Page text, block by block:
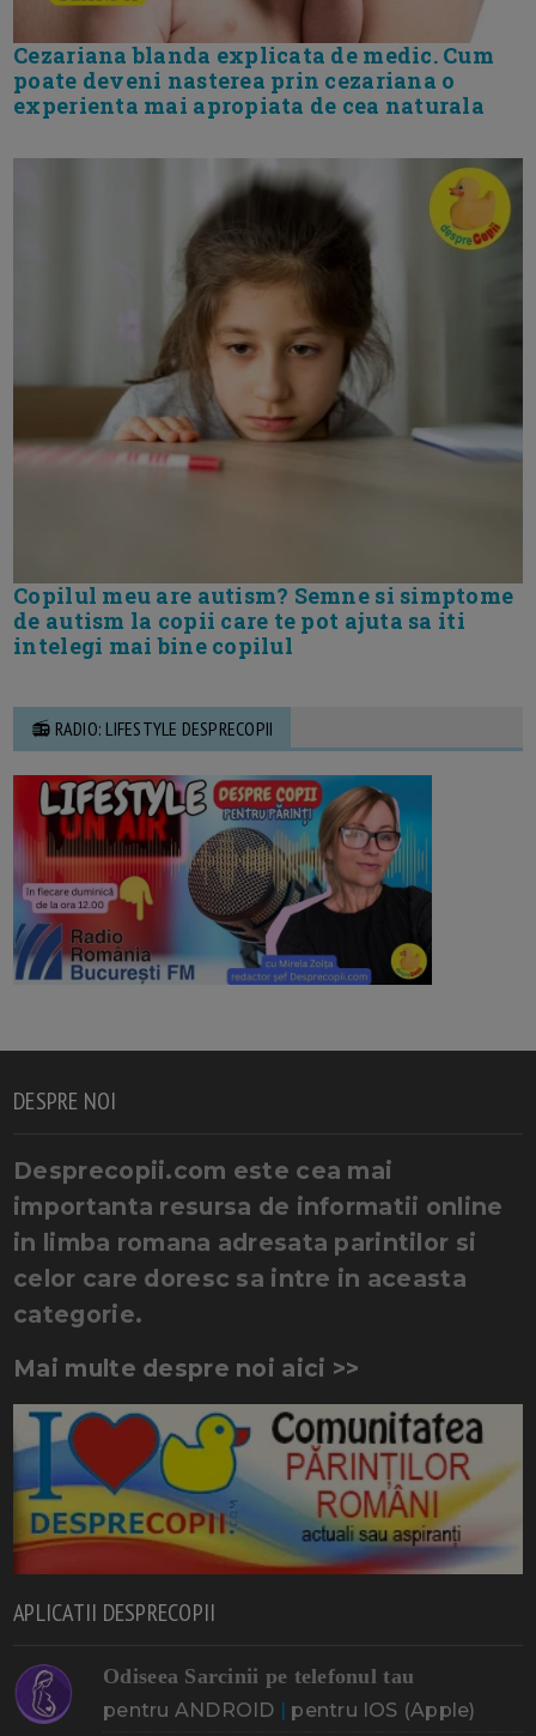
Cezariana blanda explicata de medic. Cum
poate deveni nasterea prin cezariana o
experienta mai apropiata de cea naturala
Copilul meu are autism? Semne si simptome
de autism la copii care te pot ajuta sa iti
intelegi mai bine copilul
📻 RADIO: LIFESTYLE DESPRECOPII
DESPRE NOI
Desprecopii.com este cea mai
importanta resursa de informatii online
in limba romana adresata parintilor si
celor care doresc sa intre in aceasta
categorie.
Mai multe despre noi aici >>
APLICATII DESPRECOPII
Odiseea Sarcinii pe telefonul tau
pentru ANDROID | pentru IOS (Apple)